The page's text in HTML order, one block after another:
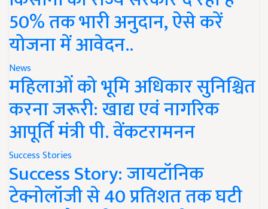
50% तक भारी अनुदान, ऐसे करें
योजना में आवेदन..
News
महिलाओं को भूमि अधिकार सुनिश्चित
करना जरूरी: खाद्य एवं नागरिक
आपूर्ति मंत्री पी. वेंकटरामनन
Success Stories
Success Story: जायटॉनिक
टेक्नोलॉजी से 40 प्रतिशत तक घटी